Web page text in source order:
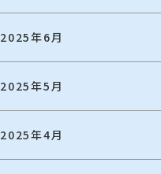
2025年6月
2025年5月
2025年4月